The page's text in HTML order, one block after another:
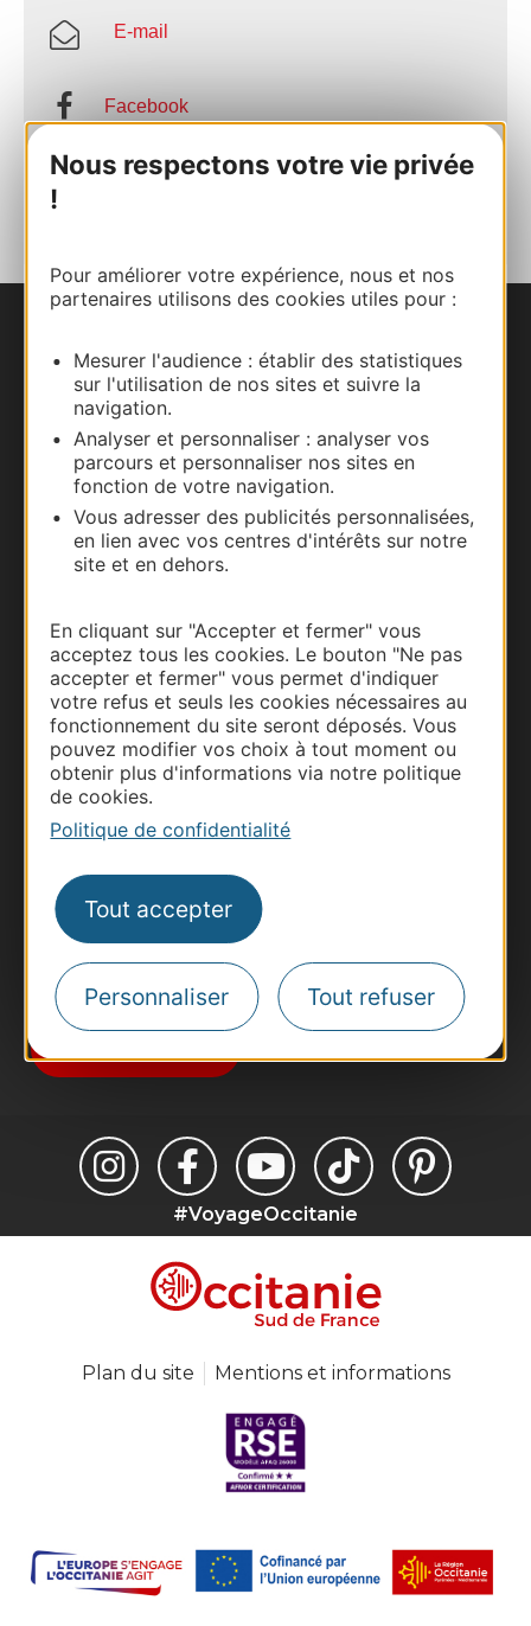
Nous respectons votre vie privée
!
Pour améliorer votre expérience, nous et nos
partenaires utilisons des cookies utiles pour :
Mesurer l'audience : établir des statistiques
sur l'utilisation de nos sites et suivre la
navigation.
Analyser et personnaliser : analyser vos
parcours et personnaliser nos sites en
fonction de votre navigation.
Vous adresser des publicités personnalisées,
en lien avec vos centres d'intérêts sur notre
site et en dehors.
En cliquant sur "Accepter et fermer" vous
acceptez tous les cookies. Le bouton "Ne pas
accepter et fermer" vous permet d'indiquer
votre refus et seuls les cookies nécessaires au
fonctionnement du site seront déposés. Vous
pouvez modifier vos choix à tout moment ou
obtenir plus d'informations via notre politique
de cookies.
Politique de confidentialité
Tout accepter
Personnaliser Tout refuser
E-mail
Facebook
AJOUTER
Carte interactive
Documentation
Thermalisme
Business/Mice
Pros d'Occitanie
Site presse et d'influence
Voyagistes
Destination Sport
Inscrivez-vous à la lettre d'information
Destination Occitanie pour recevoir des
suggestions de séjours, de visites et de sorties.
#VoyageOccitanie
Plan du site Mentions et informations